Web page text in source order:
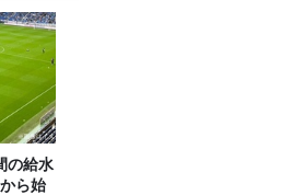
の給水
ら始